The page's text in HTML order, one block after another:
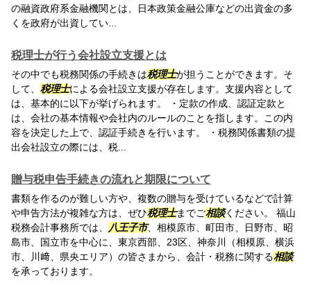
の融資政府系金融機関とは、日本政策金融公庫などの出資金の多
くを政府が出資してい...
税理士が行う会社設立支援とは
その中でも税務関係の手続きは税理士が担うことができます。そ
して、 税理士による会社設立支援が存在します。支援内容として
は、基本的に以下が挙げられます。 ・定款の作成、認証定款と
は、会社の基本情報や会社内のルールのことを指します。この内
容を決定した上で、認証手続きを行います。 ・税務関係書類の提
出会社設立の際には、税...
贈与税申告手続きの流れと期限について
書類を作るのが難しい方や、複数の贈与を受けているなどで計算
や申告方法が複雑な方は、ぜひ税理士までご相談ください。 福山
税務会計事務所では、
八王子市、相模原市、町田市、日野市、昭
島市、国立市を中心に、東京西部、23区、神奈川（相模原、横浜
市、川﨑、県央エリア）の皆さまから、会計・税務に関する相談
を承っております。